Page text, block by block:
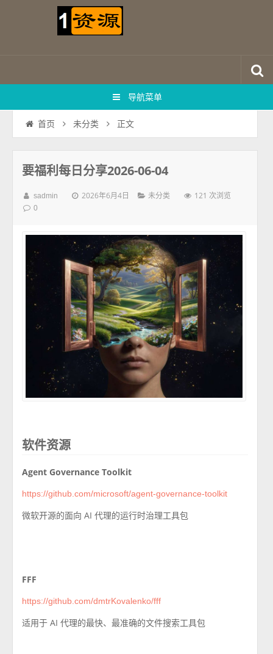
导航菜单
首页 未分类 正文
要福利每日分享2026-06-04
sadmin 2026年6月4日 未分类 121 次浏览
0
软件资源
Agent Governance Toolkit
https://github.com/microsoft/agent-governance-toolkit
微软开源的面向 AI 代理的运行时治理工具包
FFF
https://github.com/dmtrKovalenko/fff
适用于 AI 代理的最快、最准确的文件搜索工具包